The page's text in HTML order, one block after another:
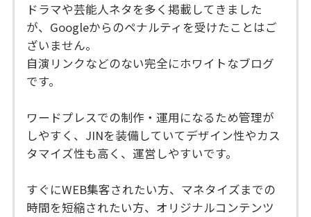
ドラマや芸能人ネタを多く掲載してきました
が、Googleからのペナルティを受けたことはご
ざいません。
自演リンクなどのない完全にホワイトなブログ
です。
ワードプレスでの制作・運用になるため管理が
しやすく、JINを装備していてデザイン性やカス
タマイズ性も高く、運営しやすいです。
すぐにWEB集客されたい方、マネタイズまでの
時間を短縮されたい方、オリジナルコンテンツ